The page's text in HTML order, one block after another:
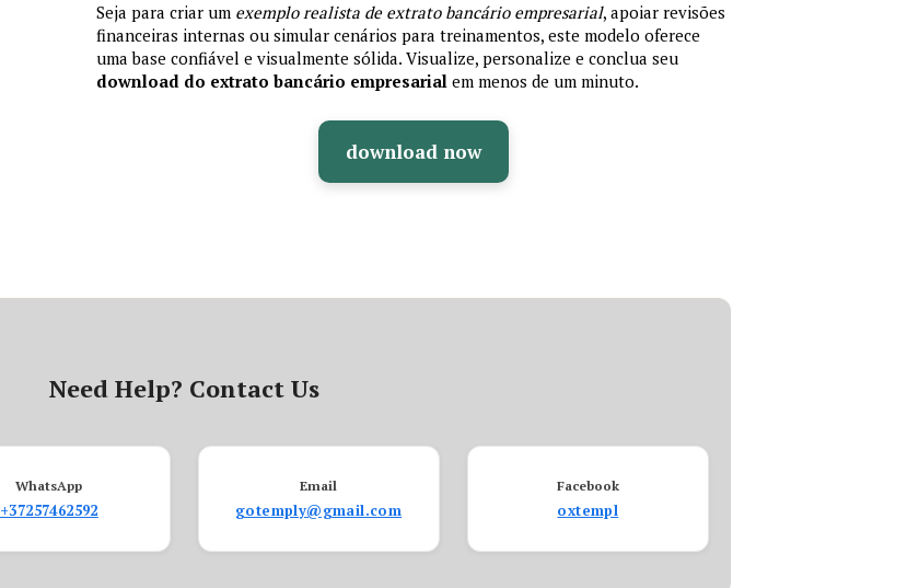
Seja para criar um exemplo realista de extrato bancário empresarial, apoiar revisões
financeiras internas ou simular cenários para treinamentos, este modelo oferece
uma base confiável e visualmente sólida. Visualize, personalize e conclua seu
download do extrato bancário empresarial em menos de um minuto.
download now
Need Help? Contact Us
WhatsApp
+37257462592
Email
gotemply@gmail.com
Facebook
oxtempl